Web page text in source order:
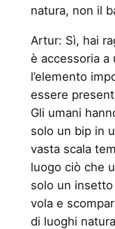
natura, non il
Artur: Sì, hai
è accessoria a
l’elemento
essere
Gli umani
solo un bip in
vasta scala
luogo ciò che
solo un
vola e
di luoghi